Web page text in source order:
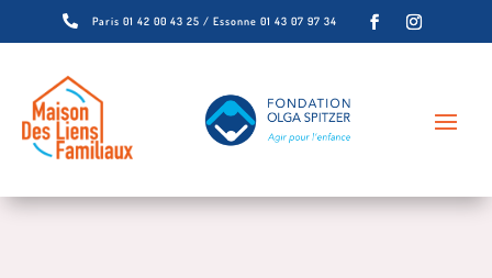
 Paris 01 42 00 43 25 / Essonne 01 43 07 97 34